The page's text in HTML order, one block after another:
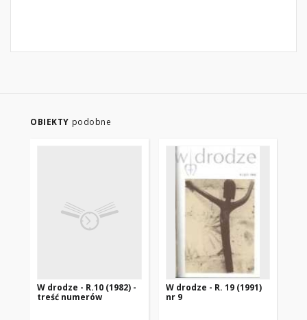
OBIEKTY podobne
W drodze - R.10 (1982) -
treść numerów
W drodze - R. 19 (1991)
nr 9